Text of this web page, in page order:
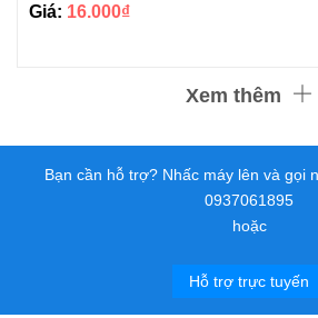
Giá: 16.000₫
Xem thêm
Bạn cần hỗ trợ? Nhấc máy lên và gọi
0937061895
hoặc
Hỗ trợ trực tuyến